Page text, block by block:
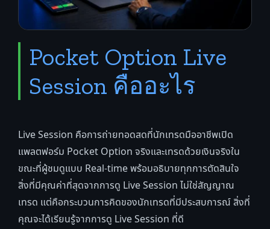
Pocket Option Live
Session คืออะไร
Live Session คือการถ่ายทอดสดที่นักเทรดมืออาชีพเปิด
แพลตฟอร์ม Pocket Option จริงและเทรดด้วยเงินจริงใน
ขณะที่ผู้ชมดูแบบ Real-time พร้อมอธิบายทุกการตัดสินใจ
สิ่งที่มีคุณค่าที่สุดจากการดู Live Session ไม่ใช่สัญญาณ
เทรด แต่คือกระบวนการคิดของนักเทรดที่มีประสบการณ์ สิ่งที่
คุณจะได้เรียนรู้จากการดู Live Session ที่ดี